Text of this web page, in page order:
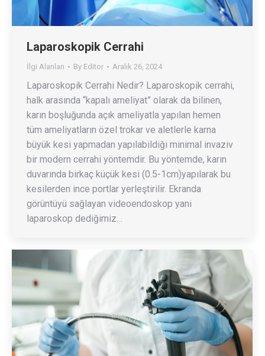
Laparoskopik Cerrahi
İlgi Alanları By Editor Aralık 26, 2024
Laparoskopik Cerrahi Nedir? Laparoskopik cerrahi,
halk arasında “kapalı ameliyat” olarak da bilinen,
karın boşluğunda açık ameliyatla yapılan hemen
tüm ameliyatların özel trokar ve aletlerle karna
büyük kesi yapmadan yapılabildiği minimal invaziv
bir modern cerrahi yöntemdir. Bu yöntemde, karın
duvarında birkaç küçük kesi (0.5-1cm)yapılarak bu
kesilerden ince portlar yerleştirilir. Ekranda
görüntüyü sağlayan videoendoskop yani
laparoskop dediğimiz…